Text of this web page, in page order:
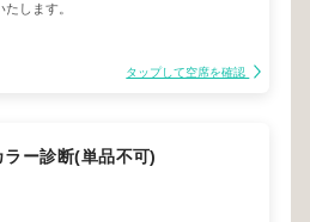
します。
タップして空席を確認
ー診断(単品不可)